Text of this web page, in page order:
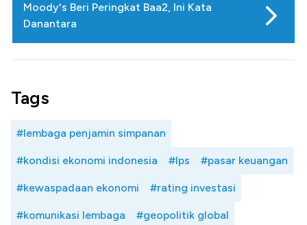
Moody's Beri Peringkat Baa2, Ini Kata
Danantara
Tags
#lembaga penjamin simpanan
#kondisi ekonomi indonesia #lps #pasar keuangan
#kewaspadaan ekonomi #rating investasi
#komunikasi lembaga #geopolitik global